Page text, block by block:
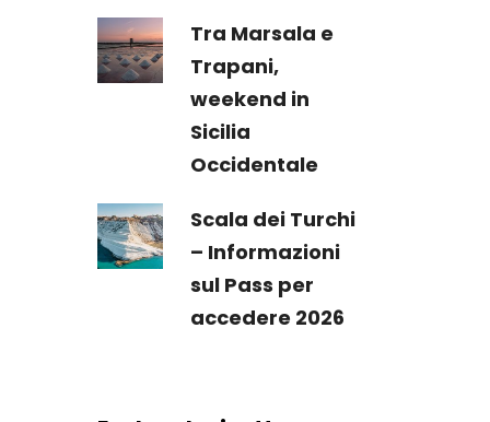
Tra Marsala e
Trapani,
weekend in
Sicilia
Occidentale
Scala dei Turchi
– Informazioni
sul Pass per
accedere 2026